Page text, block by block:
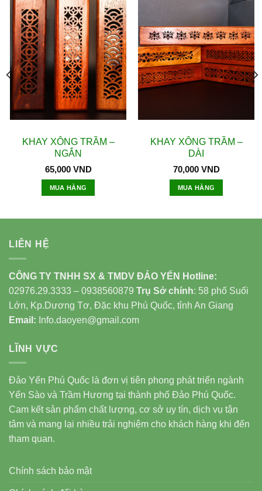
KHAY XÔNG TRẦM –
NGẮN
65,000 VND
MUA HÀNG
KHAY XÔNG TRẦM –
DÀI
70,000 VND
MUA HÀNG
LIÊN HỆ
CÔNG TY TNHH SX & TMDV ĐẢO YẾN Hotline:
02976.29.3333 – 0938560879 Trụ Sở chính: 58 phố Suối
Lớn, Kp.Dương Tơ, Đặc khu Phú Quốc, tỉnh An Giang
Email: Info.daoyen@gmail.com
LĨNH VỰC
Đảo Yến Phú Quốc là đơn vị tiên phong phát triển ngành
Yến Sào và Trầm Hương tại thành phố Đảo Phú Quốc.
Cam kết sản phẩm chất lượng, cơ sở uy tín, dịch vụ tận
tâm và mang lại nhiều trải nghiệm cho khách hàng khi đến
tham quan.
Chính sách bảo mật